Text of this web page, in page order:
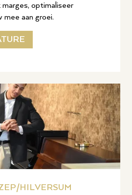
marges, optimaliseer
mee aan groei.
HILVERSUM